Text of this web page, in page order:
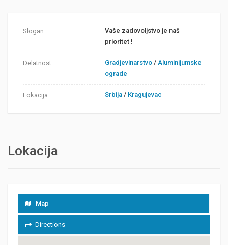
Slogan
Vaše zadovoljstvo je naš
prioritet !
Delatnost Gradjevinarstvo / Aluminijumske
ograde
Lokacija Srbija / Kragujevac
Lokacija
Map
Directions